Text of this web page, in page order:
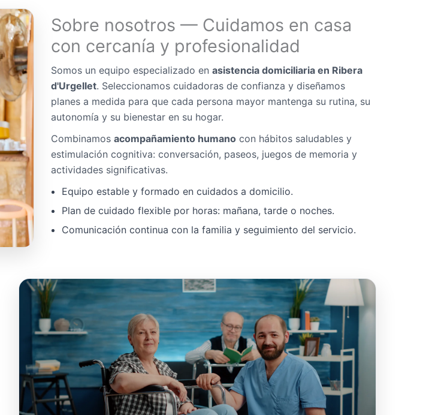
Sobre nosotros — Cuidamos en casa
con cercanía y profesionalidad
Somos un equipo especializado enasistencia domiciliaria en Ribera
d'Urgellet. Seleccionamos cuidadoras de confianza y diseñamos
planes a medida para que cada persona mayor mantenga su rutina, su
autonomía y su bienestar en su hogar.
Combinamosacompañamiento humano con hábitos saludables y
estimulación cognitiva: conversación, paseos, juegos de memoria y
actividades significativas.
Equipo estable y formado en cuidados a domicilio.
Plan de cuidado flexible por horas: mañana, tarde o noches.
Comunicación continua con la familia y seguimiento del servicio.